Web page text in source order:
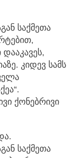
საქმეთა
კიდევ სამს
ქონებრივი
საქმეთა